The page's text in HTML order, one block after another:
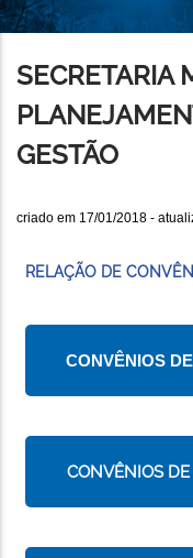
navegação
SECRETARIA
GESTÃO
criado em 17/01/2018 -
RELAÇÃO DE
CONVÊNIOS
CONVÊNIOS